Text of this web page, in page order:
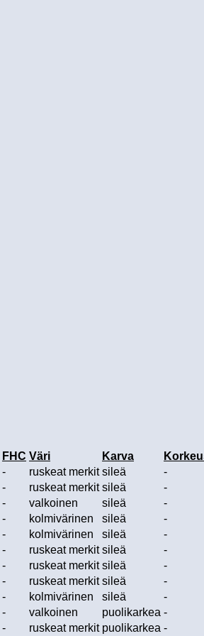
FHC Väri Karva
- ruskeat merkit sileä
-
- ruskeat merkit sileä
-
- valkoinen sileä
-
- kolmivärinen sileä
-
- kolmivärinen sileä
-
- ruskeat merkit sileä
-
- ruskeat merkit sileä
-
- ruskeat merkit sileä
-
- kolmivärinen sileä
-
- valkoinen puolikarkea -
- ruskeat merkit puolikarkea -